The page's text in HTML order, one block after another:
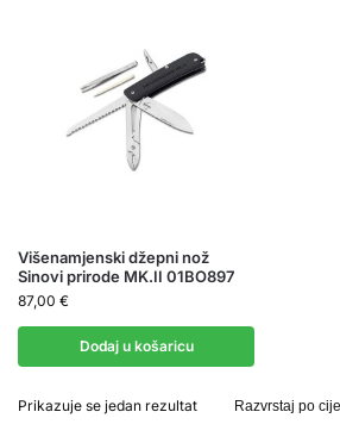
Višenamjenski džepni nož
Sinovi prirode MK.II 01BO897
87,00 €
Dodaj u košaricu
Prikazuje se jedan rezultat